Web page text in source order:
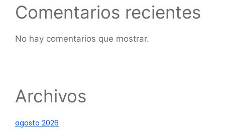
Comentarios recientes
No hay comentarios que mostrar.
Archivos
agosto 2026